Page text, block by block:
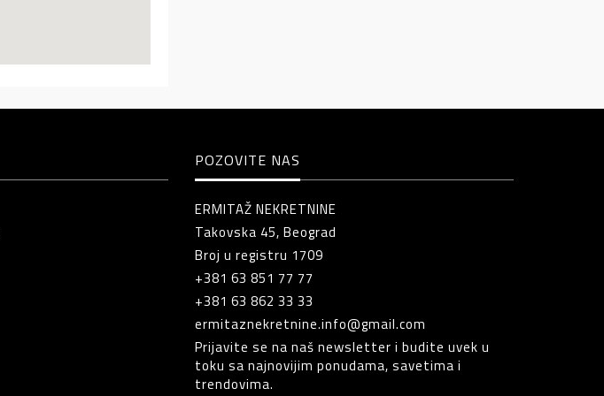
POZOVITE NAS
ERMITAŽ NEKRETNINE
Takovska 45, Beograd
Broj u registru 1709
+381 63 851 77 77
+381 63 862 33 33
ermitaznekretnine.info@gmail.com
Prijavite se na naš newsletter i budite uvek u
toku sa najnovijim ponudama, savetima i
trendovima.